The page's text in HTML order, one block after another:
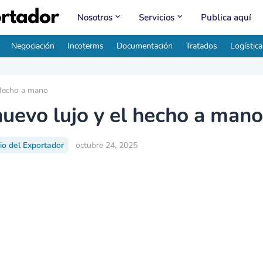
Nosotros Servicios Publica aquí
Negociación Incoterms Documentación Tratados Logística
a mano
lujo y el hecho a mano
del Exportador octubre 24, 2025